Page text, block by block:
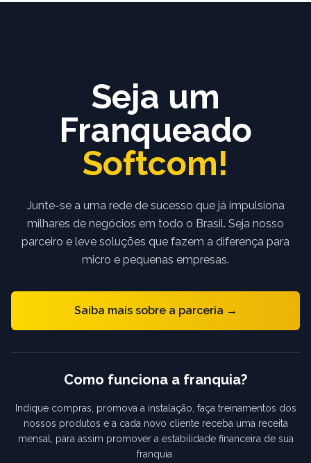
Seja um
Franqueado
Softcom!
Junte-se a uma rede de sucesso que já impulsiona
milhares de negócios em todo o Brasil. Seja nosso
parceiro e leve soluções que fazem a diferença para
micro e pequenas empresas.
Saiba mais sobre a parceria →
Como funciona a franquia?
Indique compras, promova a instalação, faça treinamentos dos
nossos produtos e a cada novo cliente receba uma receita
mensal, para assim promover a estabilidade financeira de sua
franquia.